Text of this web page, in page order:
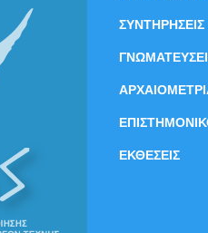
ΣΥΝΤΗΡΗΣΕΙΣ
ΕΚΘΕΣΕΙΣ